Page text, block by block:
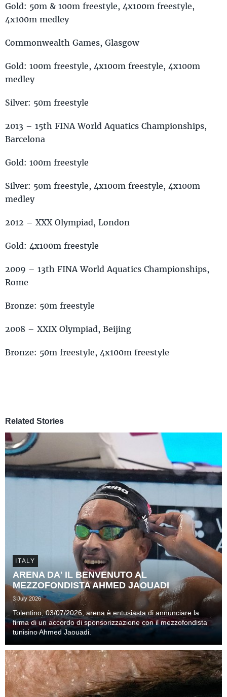
Gold: 50m & 100m freestyle, 4x100m freestyle,
4x100m medley
Commonwealth Games, Glasgow
Gold: 100m freestyle, 4x100m freestyle, 4x100m
medley
Silver: 50m freestyle
2013 – 15th FINA World Aquatics Championships,
Barcelona
Gold: 100m freestyle
Silver: 50m freestyle, 4x100m freestyle, 4x100m
medley
2012 – XXX Olympiad, London
Gold: 4x100m freestyle
2009 – 13th FINA World Aquatics Championships,
Rome
Bronze: 50m freestyle
2008 – XXIX Olympiad, Beijing
Bronze: 50m freestyle, 4x100m freestyle
Related Stories
ITALY
ARENA DA' IL BENVENUTO AL
MEZZOFONDISTA AHMED JAOUADI
3 July 2026
Tolentino, 03/07/2026, arena è entusiasta di annunciare la
firma di un accordo di sponsorizzazione con il mezzofondista
tunisino Ahmed Jaouadi.